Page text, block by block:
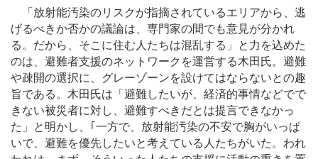
「放射能汚染のリスクが指摘されているエリアから、逃
げるべきか否かの議論は、専門家の間でも意見が分かれ
る。だから、そこに住む人たちは混乱する」と力を込めた
のは、避難者支援のネットワークを運営する木田氏。避難
や疎開の選択に、グレーゾーンを設けてはならないとの趣
旨である。木田氏は「避難したいが、経済的事情などでで
きない被災者に対し、避難すべきだとは提言できなかっ
た」と明かし、｢一方で、放射能汚染の不安で胸がいっぱ
いで、避難を優先したいと考えている人たちがいた。われ